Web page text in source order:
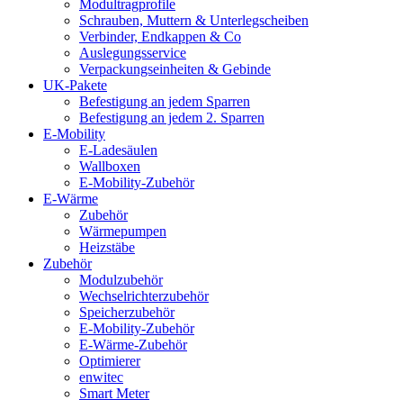
Modultragprofile
Schrauben, Muttern & Unterlegscheiben
Verbinder, Endkappen & Co
Auslegungsservice
Verpackungseinheiten & Gebinde
UK-Pakete
Befestigung an jedem Sparren
Befestigung an jedem 2. Sparren
E-Mobility
E-Ladesäulen
Wallboxen
E-Mobility-Zubehör
E-Wärme
Zubehör
Wärmepumpen
Heizstäbe
Zubehör
Modulzubehör
Wechselrichterzubehör
Speicherzubehör
E-Mobility-Zubehör
E-Wärme-Zubehör
Optimierer
enwitec
Smart Meter